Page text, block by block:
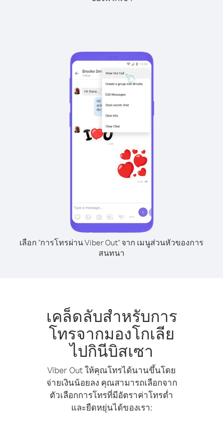
เลือก "การโทรผ่าน Viber Out" จาก เมนูส่วนหัวของการ
สนทนา
เคล็ดลับสำหรับการ
โทรจากมองโกเลีย
ไปกินีบิสเซา
Viber Out ให้คุณโทรได้นานขึ้นโดย
จ่ายเงินน้อยลง คุณสามารถเลือกจาก
ตัวเลือกการโทรที่มีอัตราค่าโทรต่ำ
และยืดหยุ่นได้ของเรา: